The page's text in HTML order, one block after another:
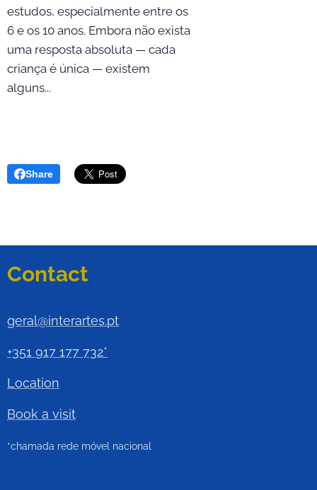
estudos, especialmente entre os
6 e os 10 anos. Embora não exista
uma resposta absoluta — cada
criança é única — existem
alguns...
Share
Contact
geral@interartes.pt
+351 917 177 732*
Location
Book a visit
*chamada rede móvel nacional